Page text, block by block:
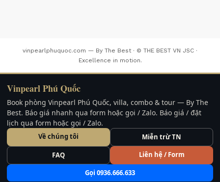
vinpearlphuquoc.com — By The Best · © THE BEST VN JSC ·
Excellence in motion.
Vinpearl Phú Quốc
Book phòng Vinpearl Phú Quốc, villa, combo & tour — By The
Best. Báo giá nhanh qua form hoặc gọi / Zalo. Báo giá / đặt
lịch qua form hoặc gọi / Zalo.
Về chúng tôi Miễn trừ TN
FAQ Liên hệ / Form
Gọi 0936.666.633